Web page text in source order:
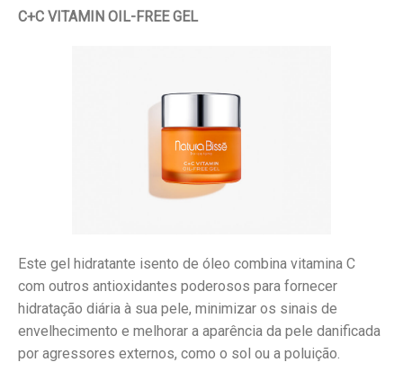
C+C VITAMIN OIL-FREE GEL
Este gel hidratante isento de óleo combina vitamina C
com outros antioxidantes poderosos para fornecer
hidratação diária à sua pele, minimizar os sinais de
envelhecimento e melhorar a aparência da pele danificada
por agressores externos, como o sol ou a poluição.